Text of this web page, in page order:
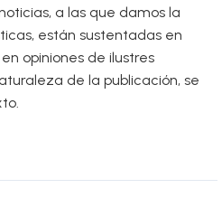
a las que damos la
están sustentadas en
opiniones de ilustres
de la publicación, se